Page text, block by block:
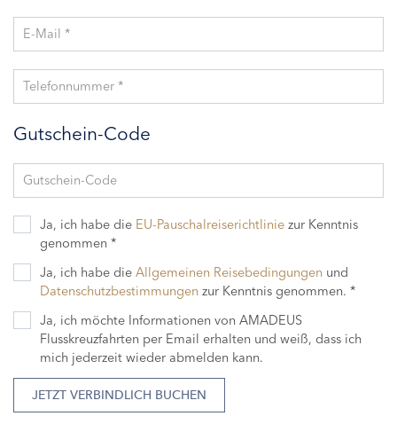
E-Mail *
Telefonnummer *
Gutschein-Code
Gutschein-Code
Ja, ich habe die EU-Pauschalreiserichtlinie zur Kenntnis
genommen *
Ja, ich habe die Allgemeinen Reisebedingungen und
Datenschutzbestimmungen zur Kenntnis genommen. *
Ja, ich möchte Informationen von AMADEUS
Flusskreuzfahrten per Email erhalten und weiß, dass ich
mich jederzeit wieder abmelden kann.
JETZT VERBINDLICH BUCHEN